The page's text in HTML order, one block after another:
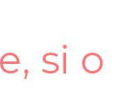
si o